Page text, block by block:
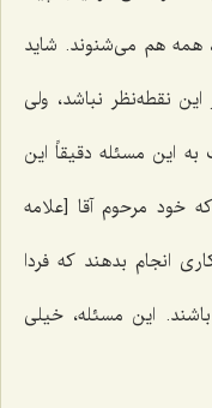
همه هم می‌شنوند. شاید
نقطه‌نظر نباشد، ولی
این مسئله دقیقاً این
خود مرحوم آقا [علامه
انجام بدهند كه فردا
باشند. این مسئله، خیلی